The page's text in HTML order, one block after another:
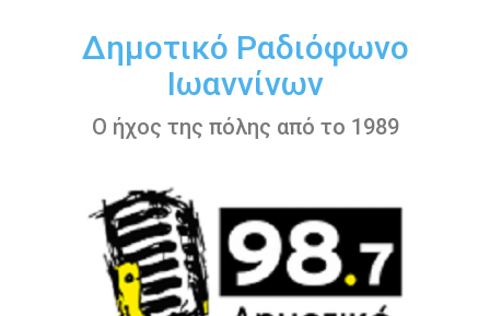
περιεχόμενοΔημοτικό Ραδιόφωνο
Ιωαννίνων
Ο ήχος της πόλης από το 1989